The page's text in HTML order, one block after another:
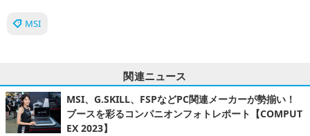
MSI
関連ニュース
MSI、G.SKILL、FSPなどPC関連メーカーが勢揃い！
ブースを彩るコンパニオンフォトレポート【COMPUT
EX 2023】